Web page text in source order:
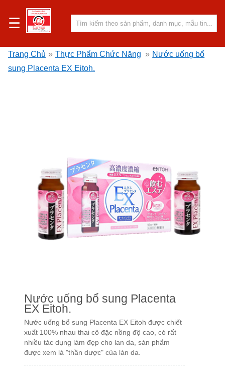
☰
Trang Chủ » Thực Phẩm Chức Năng » Nước uống bổ
sung Placenta EX Eitoh.
Nước uống bổ sung Placenta
EX Eitoh.
Nước uống bổ sung Placenta EX Eitoh được chiết
xuất 100% nhau thai cô đặc nồng độ cao, có rất
nhiều tác dụng làm đẹp cho lan da, sản phẩm
được xem là "thần dược" của làn da.